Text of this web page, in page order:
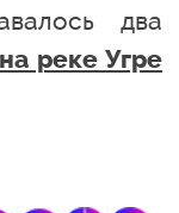
два
реке Угре